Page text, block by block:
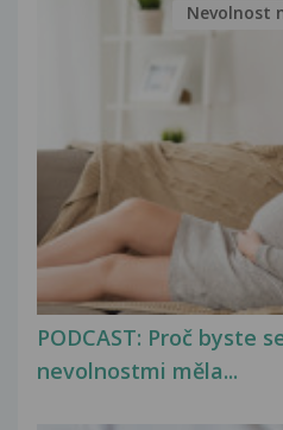
PODCAST: Proč byste
nevolnostmi měla...
Nevolnost